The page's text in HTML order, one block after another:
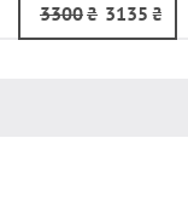
3300₴ 3135 ₴